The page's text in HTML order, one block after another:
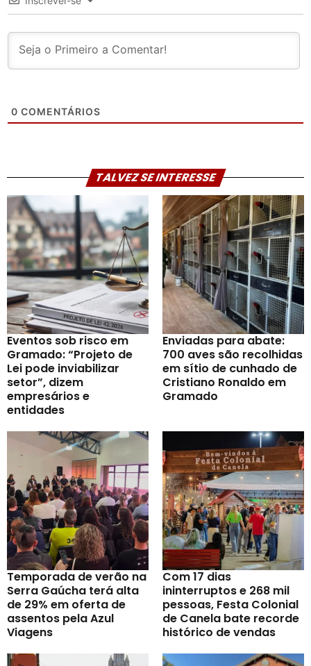
0 COMENTÁRIOS
TALVEZ SE INTERESSE
Eventos sob risco em
Gramado: “Projeto de
Lei pode inviabilizar
setor”, dizem
empresários e
entidades
Enviadas para abate:
700 aves são recolhidas
em sítio de cunhado de
Cristiano Ronaldo em
Gramado
Temporada de verão na
Serra Gaúcha terá alta
de 29% em oferta de
assentos pela Azul
Viagens
Com 17 dias
ininterruptos e 268 mil
pessoas, Festa Colonial
de Canela bate recorde
histórico de vendas